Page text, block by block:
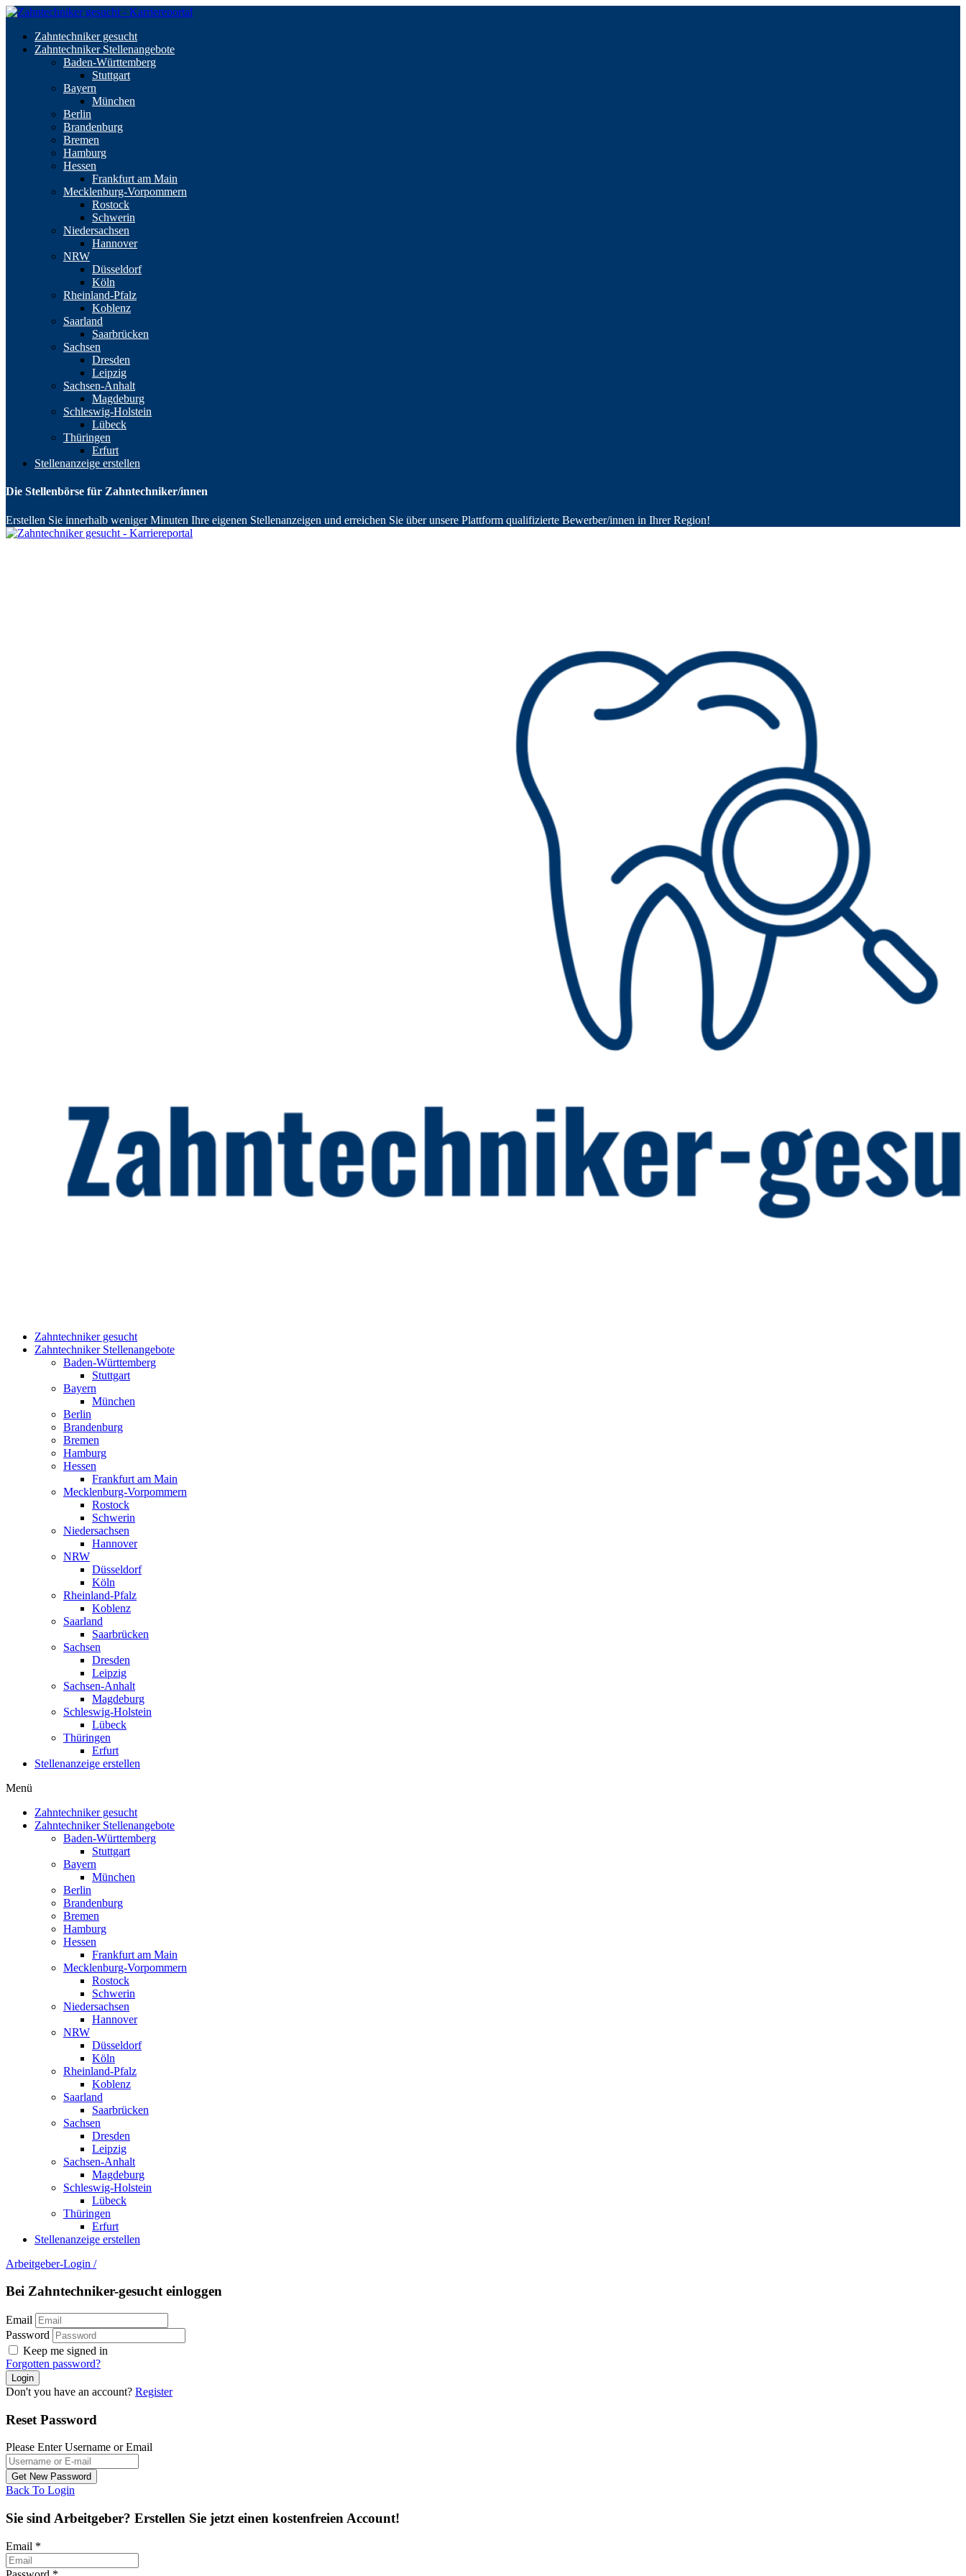
Zahntechniker gesucht
Zahntechniker Stellenangebote
Baden-Württemberg
Stuttgart
Bayern
München
Berlin
Brandenburg
Bremen
Hamburg
Hessen
Frankfurt am Main
Mecklenburg-Vorpommern
Rostock
Schwerin
Niedersachsen
Hannover
NRW
Düsseldorf
Köln
Rheinland-Pfalz
Koblenz
Saarland
Saarbrücken
Sachsen
Dresden
Leipzig
Sachsen-Anhalt
Magdeburg
Schleswig-Holstein
Lübeck
Thüringen
Erfurt
Stellenanzeige erstellen
Die Stellenbörse für Zahntechniker/innen
Erstellen Sie innerhalb weniger Minuten Ihre eigenen Stellenanzeigen und erreichen Sie über unsere Plattform qualifizierte Bewerber/innen in Ihrer Region!
Zahntechniker gesucht
Zahntechniker Stellenangebote
Baden-Württemberg
Stuttgart
Bayern
München
Berlin
Brandenburg
Bremen
Hamburg
Hessen
Frankfurt am Main
Mecklenburg-Vorpommern
Rostock
Schwerin
Niedersachsen
Hannover
NRW
Düsseldorf
Köln
Rheinland-Pfalz
Koblenz
Saarland
Saarbrücken
Sachsen
Dresden
Leipzig
Sachsen-Anhalt
Magdeburg
Schleswig-Holstein
Lübeck
Thüringen
Erfurt
Stellenanzeige erstellen
Menü
Zahntechniker gesucht
Zahntechniker Stellenangebote
Baden-Württemberg
Stuttgart
Bayern
München
Berlin
Brandenburg
Bremen
Hamburg
Hessen
Frankfurt am Main
Mecklenburg-Vorpommern
Rostock
Schwerin
Niedersachsen
Hannover
NRW
Düsseldorf
Köln
Rheinland-Pfalz
Koblenz
Saarland
Saarbrücken
Sachsen
Dresden
Leipzig
Sachsen-Anhalt
Magdeburg
Schleswig-Holstein
Lübeck
Thüringen
Erfurt
Stellenanzeige erstellen
Arbeitgeber-Login /
Bei Zahntechniker-gesucht einloggen
Email
Password
Keep me signed in
Forgotten password?
Don't you have an account? Register
Reset Password
Please Enter Username or Email
Back To Login
Sie sind Arbeitgeber? Erstellen Sie jetzt einen kostenfreien Account!
Email *